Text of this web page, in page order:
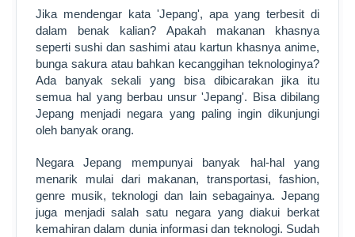
Jika mendengar kata 'Jepang', apa yang terbesit di
dalam benak kalian? Apakah makanan khasnya
seperti sushi dan sashimi atau kartun khasnya anime,
bunga sakura atau bahkan kecanggihan teknologinya?
Ada banyak sekali yang bisa dibicarakan jika itu
semua hal yang berbau unsur 'Jepang'. Bisa dibilang
Jepang menjadi negara yang paling ingin dikunjungi
oleh banyak orang.
Negara Jepang mempunyai banyak hal-hal yang
menarik mulai dari makanan, transportasi, fashion,
genre musik, teknologi dan lain sebagainya. Jepang
juga menjadi salah satu negara yang diakui berkat
kemahiran dalam dunia informasi dan teknologi. Sudah